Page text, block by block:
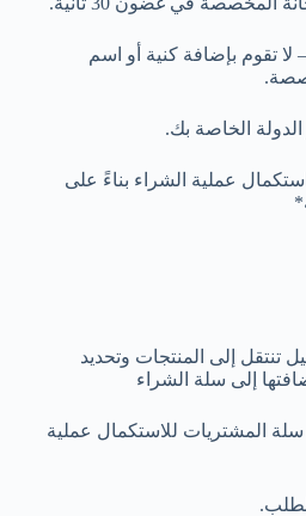
لا تقوم بإضافة كنية أو اسم
الخاصة بك.
واستكمال عملية الشراء بناءً على
تنتقل إلى المنتجات وتحديد
إلى سلة الشراء
سلة المشتريات للاستكمال عملية